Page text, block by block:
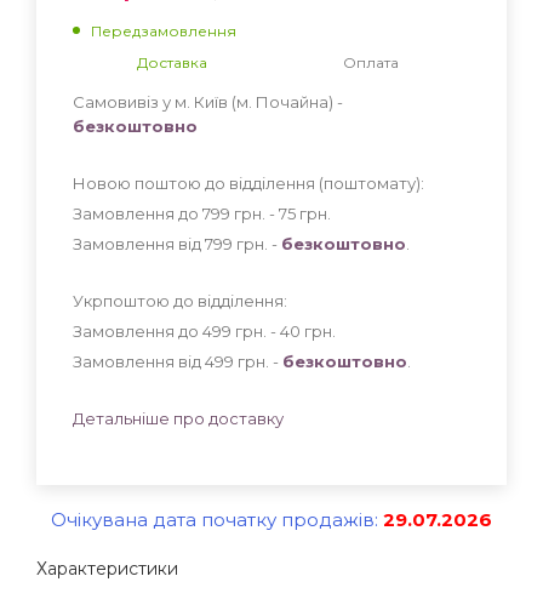
Характеристики
Передзамовлення
Доставка
Оплата
Самовивіз у м. Київ (м. Почайна) -
безкоштовно
Новою поштою до відділення (поштомату):
Замовлення до 799 грн. - 75 грн
Замовлення від 799 грн. - безкоштовно
Укрпоштою до відділення:
Замовлення до 499 грн. - 40 грн
Замовлення від 499 грн. - безкоштовно
Детальніше про доставку
Очікувана дата початку продажів: 29.07.2026